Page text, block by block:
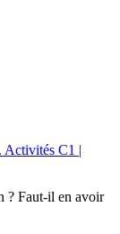
Activités C1 |
? Faut-il en avoir